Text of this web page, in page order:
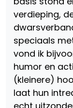
verdieping,
speciaals
vond ik
humor en
(kleinere)
laat hun